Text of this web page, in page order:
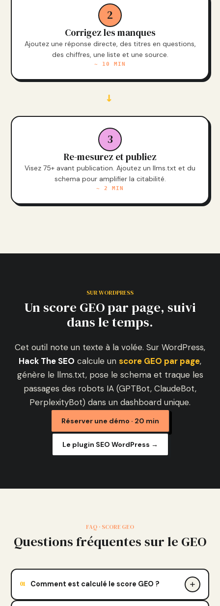
2
Corrigez les manques
Ajoutez une réponse directe, des titres en questions,
des chiffres, une liste et une source.
~ 10 MIN
→
3
Re-mesurez et publiez
Visez 75+ avant publication. Ajoutez un llms.txt et du
schema pour amplifier la citabilité.
~ 2 MIN
SUR WORDPRESS
Un score GEO par page, suivi
dans le temps.
Cet outil note un texte à la volée. Sur WordPress,
Hack The SEO calcule un score GEO par page,
génère le llms.txt, pose le schema et traque les
passages des robots IA (GPTBot, ClaudeBot,
PerplexityBot) dans un dashboard unique.
Réserver une démo · 20 min
Le plugin SEO WordPress →
FAQ · SCORE GEO
Questions fréquentes sur le GEO
01 Comment est calculé le score GEO ?